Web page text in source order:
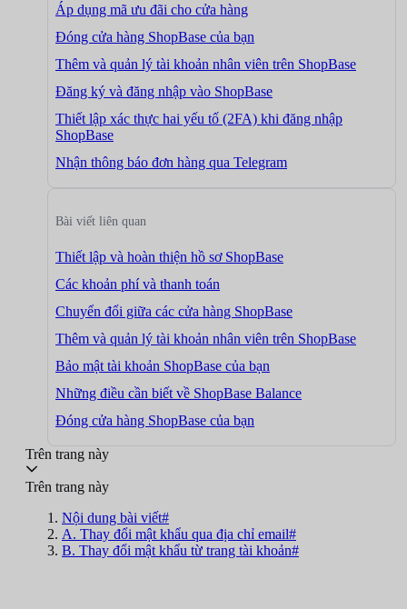
Áp dụng mã ưu đãi cho cửa hàng
Đóng cửa hàng ShopBase của bạn
Thêm và quản lý tài khoản nhân viên trên ShopBase
Đăng ký và đăng nhập vào ShopBase
Thiết lập xác thực hai yếu tố (2FA) khi đăng nhập
ShopBase
Nhận thông báo đơn hàng qua Telegram
Bài viết liên quan
Thiết lập và hoàn thiện hồ sơ ShopBase
Các khoản phí và thanh toán
Chuyển đổi giữa các cửa hàng ShopBase
Thêm và quản lý tài khoản nhân viên trên ShopBase
Bảo mật tài khoản ShopBase của bạn
Những điều cần biết về ShopBase Balance
Đóng cửa hàng ShopBase của bạn
Trên trang này
Trên trang này
Nội dung bài viết#
A. Thay đổi mật khẩu qua địa chỉ email#
B. Thay đổi mật khẩu từ trang tài khoản#